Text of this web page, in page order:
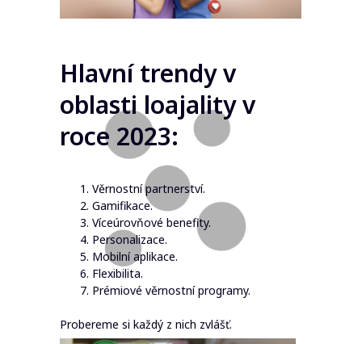
Hlavní trendy v
oblasti loajality v
roce 2023:
Věrnostní partnerství.
Gamifikace.
Víceúrovňové benefity.
Personalizace.
Mobilní aplikace.
Flexibilita.
Prémiové věrnostní programy.
Probereme si každý z nich zvlášť.